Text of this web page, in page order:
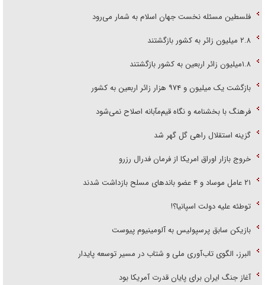
فلسطین مسئله نخست جهان اسلام به شمار می‌رود
۲.۸ میلیون زائر به کشور بازگشتند
۱.۸میلیون زائر اربعین به کشور بازگشتند
بازگشت یک میلیون و ۹۷۴ هزار زائر اربعین به کشور
فرهنگ با بخشنامه و نگاه قیم‌مآبانه اصلاح نمی‌شود
گزینه استقلال راهی گل گهر شد
خروج بازار اوراق امریکا از فرمان فدرال رزرو
۲۱ عامل موساد و ۴ عضو باند‌های مسلح بازداشت شدند
توطئه علیه دولت اسپانیا؟!
بازیکن سابق پرسپولیس به آلومینیوم پیوست
البرز، الگوی تاب‌آوری ملی و شتاب در مسیر توسعه پایدار
آغاز جنگ ایران برای پایان قدرت آمریکا بود